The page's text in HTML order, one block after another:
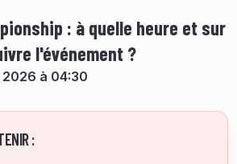
: à quelle heure et sur
l'événement ?
2026 à 04:30
: